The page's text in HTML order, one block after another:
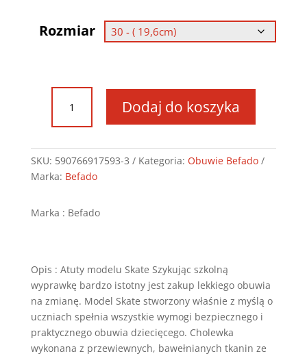
Rozmiar
ilość
Obuwie
Befado
Skate
-
Dodaj do koszyka
SKU: 590766917593-3 Kategoria: Obuwie Befado
Marka: Befado
Marka : Befado
Opis : Atuty modelu Skate Szykując szkolną
wyprawkę bardzo istotny jest zakup lekkiego obuwia
na zmianę. Model Skate stworzony właśnie z myślą o
uczniach spełnia wszystkie wymogi bezpiecznego i
praktycznego obuwia dziecięcego. Cholewka
wykonana z przewiewnych, bawełnianych tkanin ze